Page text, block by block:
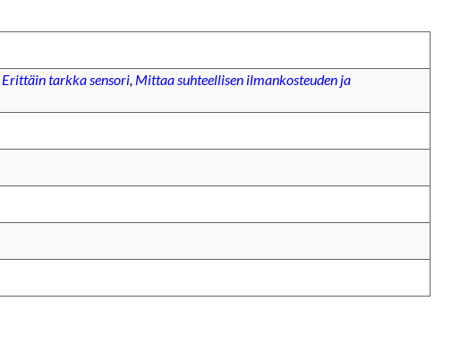
Erittäin tarkka sensori, Mittaa suhteellisen ilmankosteuden ja